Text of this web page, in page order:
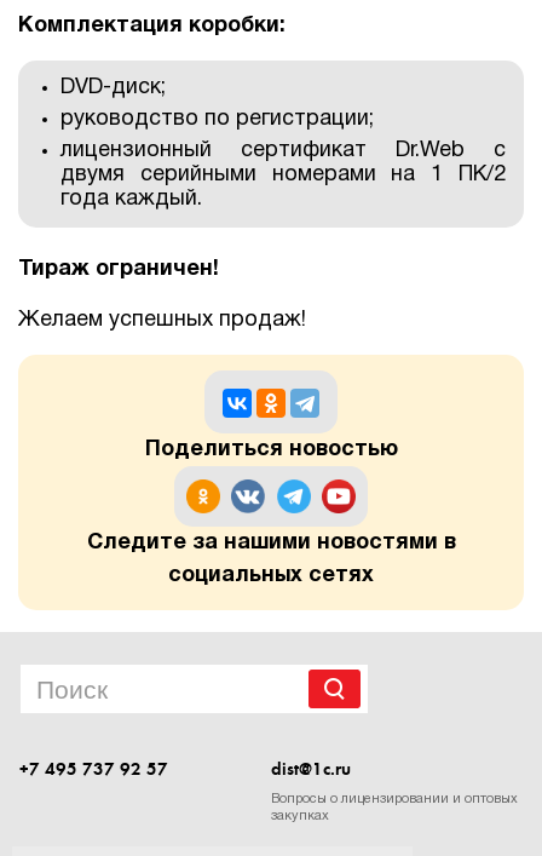
Комплектация коробки:
DVD-диск;
руководство по регистрации;
лицензионный сертификат Dr.Web с
двумя серийными номерами на 1 ПК/2
года каждый.
Тираж ограничен!
Желаем успешных продаж!
Поделиться новостью
Следите за нашими новостями в
социальных сетях
+7 495 737 92 57 dist@1c.ru
Вопросы о лицензировании и оптовых
закупках